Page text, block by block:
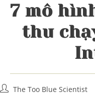
7 mô
thu
PostThe Too Blue Scientist